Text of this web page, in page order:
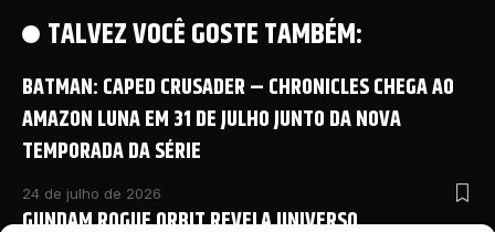
TALVEZ VOCÊ GOSTE TAMBÉM:
BATMAN: CAPED CRUSADER – CHRONICLES CHEGA AO
AMAZON LUNA EM 31 DE JULHO JUNTO DA NOVA
TEMPORADA DA SÉRIE
24 de julho de 2026
GUNDAM ROGUE ORBIT REVELA UNIVERSO